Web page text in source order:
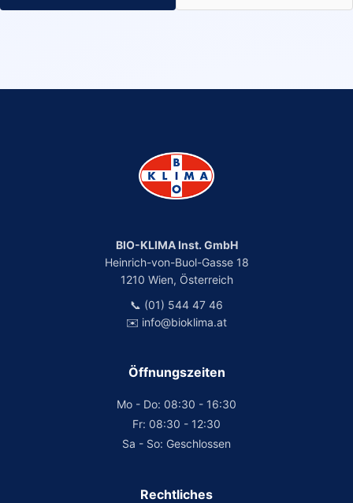
BIO-KLIMA Inst. GmbH
Heinrich-von-Buol-Gasse 18
1210 Wien, Österreich
📞 (01) 544 47 46
✉️ info@bioklima.at
Öffnungszeiten
Mo - Do: 08:30 - 16:30
Fr: 08:30 - 12:30
Sa - So: Geschlossen
Rechtliches